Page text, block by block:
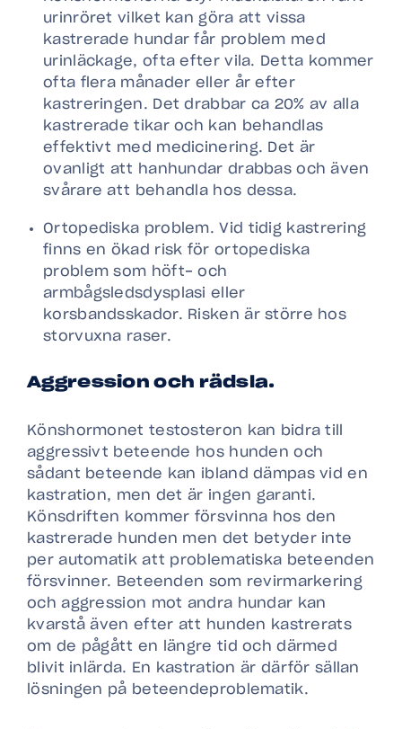
urinröret vilket kan göra att vissa
kastrerade hundar får problem med
urinläckage, ofta efter vila. Detta kommer
ofta flera månader eller år efter
kastreringen. Det drabbar ca 20% av alla
kastrerade tikar och kan behandlas
effektivt med medicinering. Det är
ovanligt att hanhundar drabbas och även
svårare att behandla hos dessa.
Ortopediska problem. Vid tidig kastrering
finns en ökad risk för ortopediska
problem som höft- och
armbågsledsdysplasi eller
korsbandsskador. Risken är större hos
storvuxna raser.
Aggression och rädsla.
Könshormonet testosteron kan bidra till
aggressivt beteende hos hunden och
sådant beteende kan ibland dämpas vid en
kastration, men det är ingen garanti.
Könsdriften kommer försvinna hos den
kastrerade hunden men det betyder inte
per automatik att problematiska beteenden
försvinner. Beteenden som revirmarkering
och aggression mot andra hundar kan
kvarstå även efter att hunden kastrerats
om de pågått en längre tid och därmed
blivit inlärda. En kastration är därför sällan
lösningen på beteendeproblematik.